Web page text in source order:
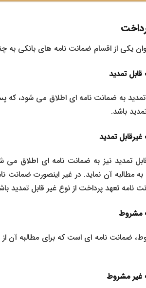
یکی از اقسام ضمانت نامه های بانکی به
تمدید
به ضمانت نامه ای اطلاق می شود، که پس
باشد.
تمدید
تمدید نیز به ضمانت نامه ای اطلاق می
به مطالبه آن نماید. در غیر اینصورت
تعهد پرداخت از نوع غیر قابل تمدید
مشروط
ضمانت نامه ای است که برای مطالبه آن
غیر مشروط